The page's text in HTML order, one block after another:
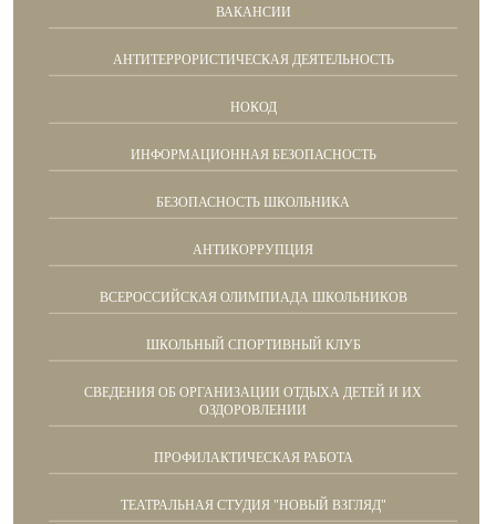
ВАКАНСИИ
АНТИТЕРРОРИСТИЧЕСКАЯ ДЕЯТЕЛЬНОСТЬ
НОКОД
ИНФОРМАЦИОННАЯ БЕЗОПАСНОСТЬ
БЕЗОПАСНОСТЬ ШКОЛЬНИКА
АНТИКОРРУПЦИЯ
ВСЕРОССИЙСКАЯ ОЛИМПИАДА ШКОЛЬНИКОВ
ШКОЛЬНЫЙ СПОРТИВНЫЙ КЛУБ
СВЕДЕНИЯ ОБ ОРГАНИЗАЦИИ ОТДЫХА ДЕТЕЙ И ИХ
ОЗДОРОВЛЕНИИ
ПРОФИЛАКТИЧЕСКАЯ РАБОТА
ТЕАТРАЛЬНАЯ СТУДИЯ "НОВЫЙ ВЗГЛЯД"